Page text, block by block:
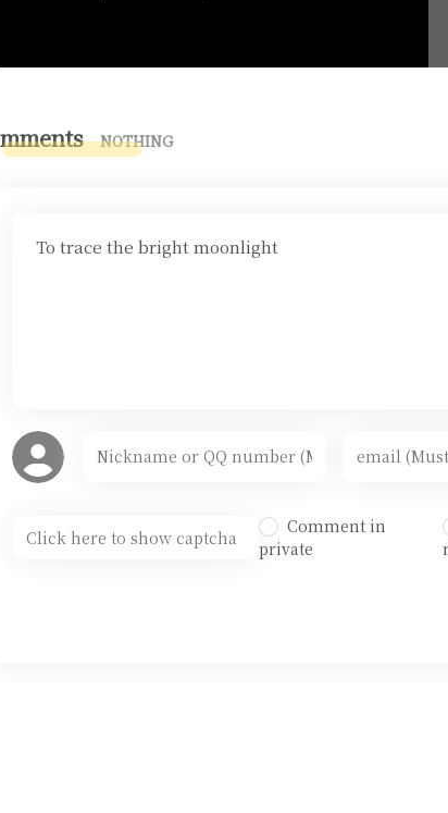
NOTHING
To trace the bright moonlight
Comment in
private